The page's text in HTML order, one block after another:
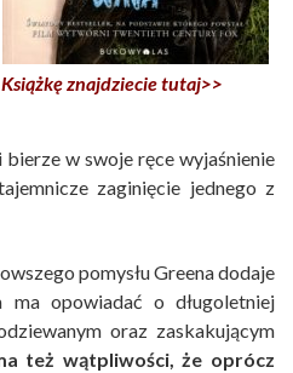
Książkę znajdziecie tutaj>>
w swoje ręce wyjaśnienie
zaginięcie jednego z
pomysłu Greena dodaje
opowiadać o długoletniej
oraz zaskakującym
też wątpliwości, że oprócz